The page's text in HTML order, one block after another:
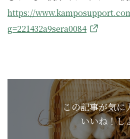
https://
g=221432a9sera0084
この記事が気に
いいね！し